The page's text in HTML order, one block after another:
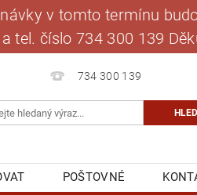
v tomto termínu
tel. číslo 734 300 139
734 300 139
POŠTOVNÉ